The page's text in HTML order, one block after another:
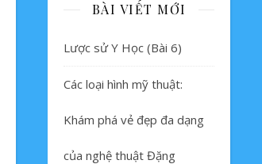
BÀI VIẾT MỚI
Lược sử Y Học (Bài 6)
Các loại hình mỹ thuật:
Khám phá vẻ đẹp đa dạng
của nghệ thuật Đặng